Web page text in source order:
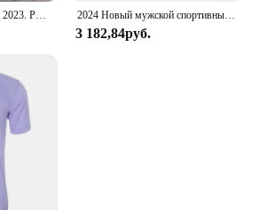
Мужская летняя одежда 2023. Роскошные рубашки с v-образным вырезом и коротким рукавом. Повседневные мужские шорты. Спортивный костюм. Футболки с лацканами для гольфа. 2024 Новый мужской спортивный костюм для спорта на открытом воздухе, осенне-зимняя ветрозащитная куртка на молнии с капюшоном + спортивные штаны, модная мужская одежда из 2 предметов
3 182,84руб.